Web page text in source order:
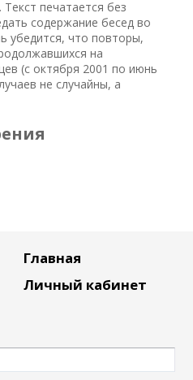
печатается без
содержание бесед во
убедится, что повторы,
на
(с октября 2001 по июнь
не случайны, а
Главная
Личный кабинет